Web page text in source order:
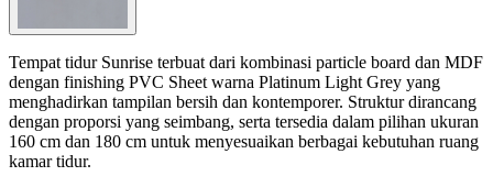
Tempat tidur Sunrise terbuat dari kombinasi particle board dan MDF
dengan finishing PVC Sheet warna Platinum Light Grey yang
menghadirkan tampilan bersih dan kontemporer. Struktur dirancang
dengan proporsi yang seimbang, serta tersedia dalam pilihan ukuran
160 cm dan 180 cm untuk menyesuaikan berbagai kebutuhan ruang
kamar tidur.